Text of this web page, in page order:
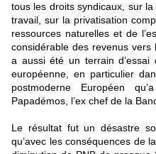
tous les droits syndicaux, sur
travail, sur la privatisation
ressources naturelles et de
considérable des revenus vers
a aussi été un terrain d’essai
européenne, en particulier
postmoderne Européen
Papadémos, l’ex chef de la
Le résultat fut un désastre
qu’avec les conséquences de